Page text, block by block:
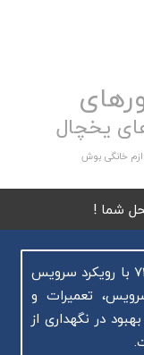
یخچال
خانگی بوش
تعمیرگاه تخصصی لوازم خانگی پارس 724 با رویکرد سرویس
تعمیرات و
در نگهداری از